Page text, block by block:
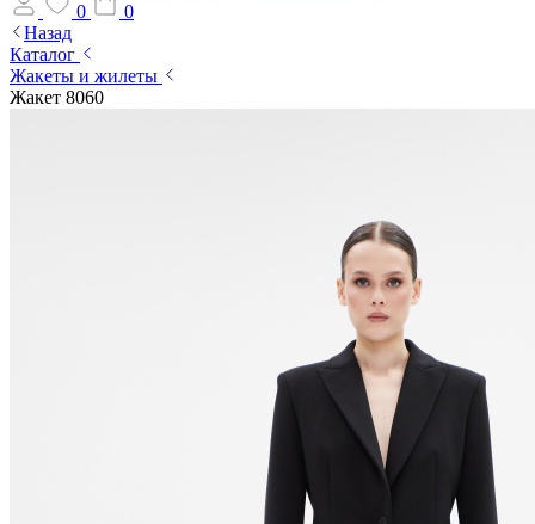
0
0
Назад
Каталог
Жакеты и жилеты
Жакет 8060